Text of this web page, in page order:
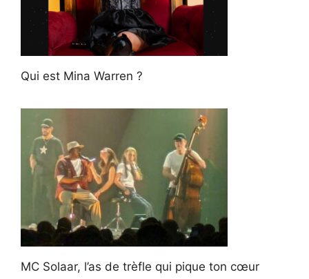
Qui est Mina Warren ?
MC Solaar, l’as de trèfle qui pique ton cœur